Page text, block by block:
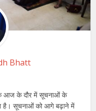
Bhatt
आज के दौर में सूचनाओं के
है। सूचनाओं को आगे बढ़ाने में